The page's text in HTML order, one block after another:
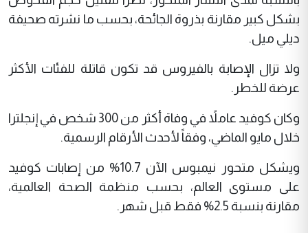
بشكل كبير مقارنة بذروة الجائحة، بحسب ما نشرته صحيفة
ديلي ميل.
ولا تزال الإصابة بالفيروس قد تكون قاتلة للفئات الأكثر
عرضة للخطر.
وكان كوفيد عاملاً في وفاة أكثر من 300 شخص في إنجلترا
خلال مايو الماضي، وفقاً لأحدث الأرقام الرسمية.
ويشكل متحور نيمبوس الآن 10.7% من إصابات كوفيد
على مستوى العالم، بحسب منظمة الصحة العالمية،
مقارنة بنسبة 2.5% فقط قبل شهر.